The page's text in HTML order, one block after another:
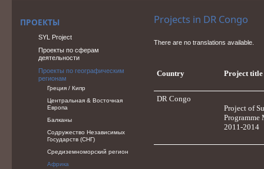
Projects in DR Congo
There are no translations available.
Country Project
DR Congo
Project of
Programme
2011-2014
ПРОЕКТЫ
SYL Project
Проекты по сферам
деятельности
Проекты по географическим
регионам
Греция / Кипр
Центральная & Восточная
Европа
Балканы
Содружество Независимых
Государств (СНГ)
Средиземноморский регион
Африка